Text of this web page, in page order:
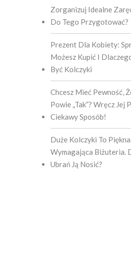
Zorganizuj Idealne
Do Tego Przygotować?
Prezent Dla Kobiety:
Możesz Kupić I
Być Kolczyki
Chcesz Mieć Pewność,
Powie „tak”? Wręcz Jej
Ciekawy Sposób!
Duże Kolczyki To
Wymagająca Biżuteria.
Ubrań Ją Nosić?